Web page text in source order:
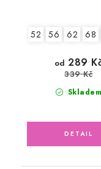
52 56 62 68
Skladem
od 289
339 Kč